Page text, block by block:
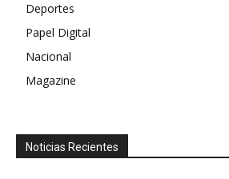
Deportes
Papel Digital
Nacional
Magazine
Noticias Recientes